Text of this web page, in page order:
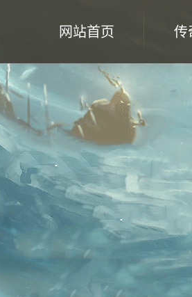
网站首页 传